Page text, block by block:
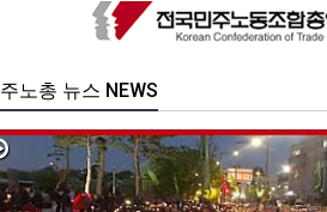
노총 뉴스 NEWS